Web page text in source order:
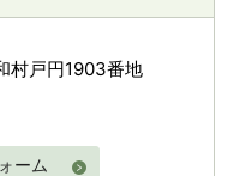
村戸円1903番地
ーム